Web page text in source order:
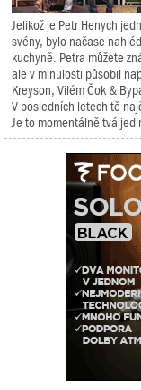
Jelikož je Petr Henych
svény, bylo načase
kuchyně. Petra můžete
ale v minulosti působil
Kreyson, Vilém Čok &
V posledních letech tě
Je to momentálně tvá